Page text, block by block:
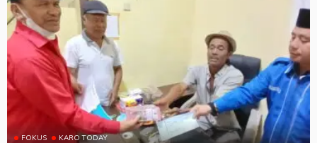
FOKUS KARO TODAY